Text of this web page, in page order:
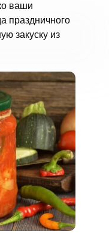
ваши
праздничного
закуску из